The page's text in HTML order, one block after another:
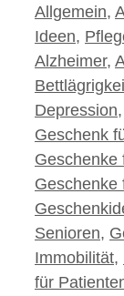
Kategorien
Allgemein,
Ideen,
Alzheimer,
Depression,
Geschenk
Geschenke
Geschenke
Senioren,
Immobilität,
für